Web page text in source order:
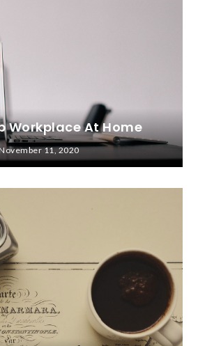
Workplace At Home
November 11, 2020